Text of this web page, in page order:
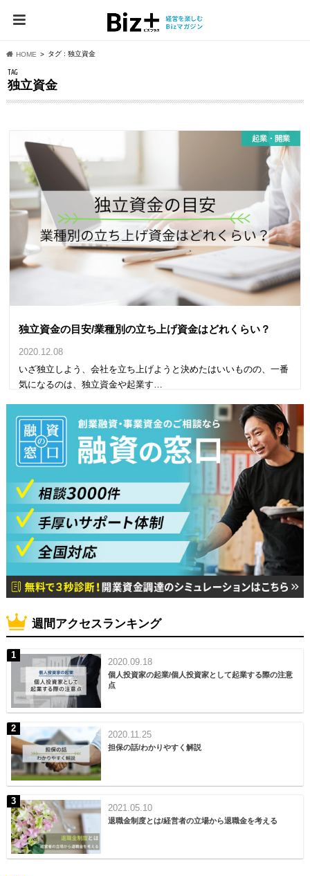
HOME タグ : 独立資金
TAG
独立資金
起業・開業
独立資金の目安/業種別の立ち上げ資金はどれくらい？
2020.12.08
いざ独立しよう、会社を立ち上げようと決めたはいいものの、一番
気になるのは、独立資金や起業す…
週間アクセスランキング
2020.09.18
個人投資家の起業/個人投資家として起業する際の注意
点
2020.11.25
担保の話/わかりやすく解説
2021.05.10
退職金制度とは/経営者の立場から退職金を考える